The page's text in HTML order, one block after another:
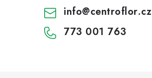
info@centroflor.cz
773 001 763